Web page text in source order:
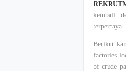
kembali
terpercaya.
Berikut
factories
of crude